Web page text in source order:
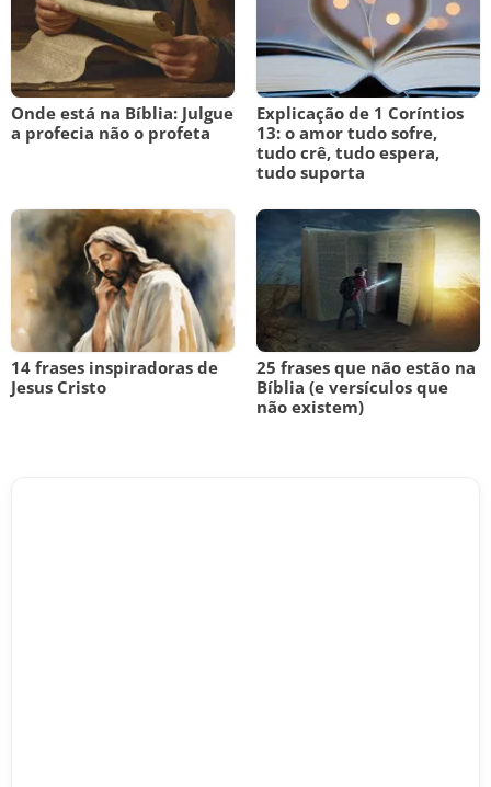
Onde está na Bíblia: Julgue
a profecia não o profeta
Explicação de 1 Coríntios
13: o amor tudo sofre,
tudo crê, tudo espera,
tudo suporta
14 frases inspiradoras de
Jesus Cristo
25 frases que não estão na
Bíblia (e versículos que
não existem)